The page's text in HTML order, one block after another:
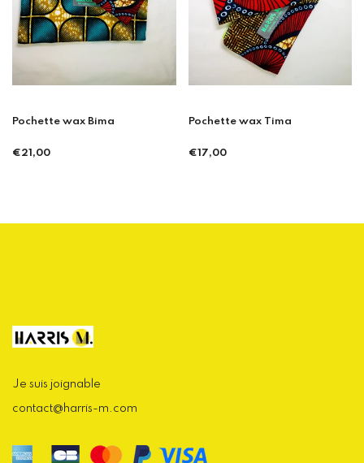
Pochette wax Bima
Prix
€21,00
Pochette wax Tima
Prix
€17,00
Je suis joignable
contact@harris-m.com